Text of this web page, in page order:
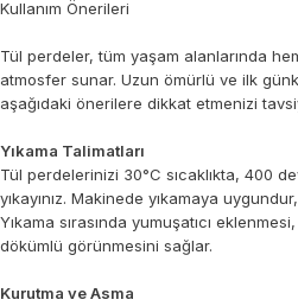
Kullanım Önerileri
Tül perdeler, tüm yaşam alanlarında
atmosfer sunar. Uzun ömürlü ve ilk
aşağıdaki önerilere dikkat etmenizi
Yıkama Talimatları
Tül perdelerinizi 30°C sıcaklıkta, 400
yıkayınız. Makinede yıkamaya
Yıkama sırasında yumuşatıcı
dökümlü görünmesini sağlar.
Kurutma ve Asma